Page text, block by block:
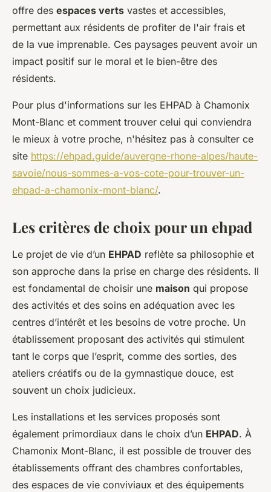
offre des espaces verts vastes et accessibles,
permettant aux résidents de profiter de l'air frais et
de la vue imprenable. Ces paysages peuvent avoir un
impact positif sur le moral et le bien-être des
résidents.
Pour plus d'informations sur les EHPAD à Chamonix
Mont-Blanc et comment trouver celui qui conviendra
le mieux à votre proche, n'hésitez pas à consulter ce
site https://ehpad.guide/auvergne-rhone-alpes/haute-
savoie/nous-sommes-a-vos-cote-pour-trouver-un-
ehpad-a-chamonix-mont-blanc/.
Les critères de choix pour un ehpad
Le projet de vie d’un EHPAD reflète sa philosophie et
son approche dans la prise en charge des résidents. Il
est fondamental de choisir une maison qui propose
des activités et des soins en adéquation avec les
centres d’intérêt et les besoins de votre proche. Un
établissement proposant des activités qui stimulent
tant le corps que l’esprit, comme des sorties, des
ateliers créatifs ou de la gymnastique douce, est
souvent un choix judicieux.
Les installations et les services proposés sont
également primordiaux dans le choix d’un EHPAD. À
Chamonix Mont-Blanc, il est possible de trouver des
établissements offrant des chambres confortables,
des espaces de vie conviviaux et des équipements